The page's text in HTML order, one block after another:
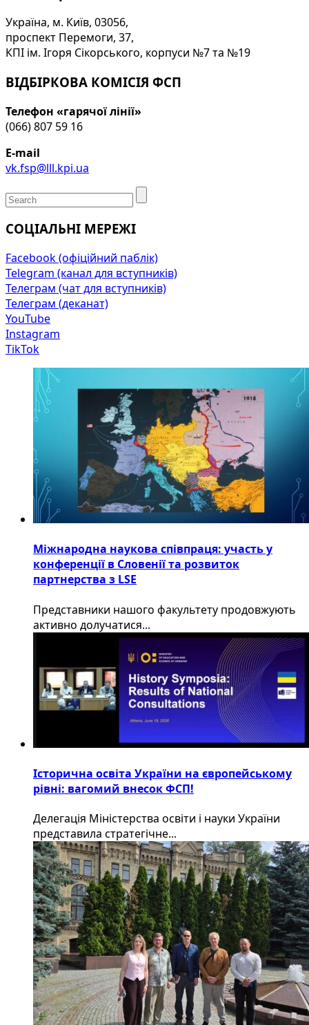
Україна, м. Київ, 03056,
проспект Перемоги, 37,
КПІ ім. Ігоря Сікорського, корпуси №7 та №19
ВІДБІРКОВА КОМІСІЯ ФСП
Телефон «гарячої лінії»
(066) 807 59 16
E-mail
vk.fsp@lll.kpi.ua
СОЦІАЛЬНІ МЕРЕЖІ
Facebook (офіційний паблік)
Telegram (канал для вступників)
Телеграм (чат для вступників)
Телеграм (деканат)
YouTube
Instagram
TikTok
Міжнародна наукова співпраця: участь у
конференції в Словенії та розвиток
партнерства з LSE
​Представники нашого факультету продовжують
активно долучатися...
Історична освіта України на європейському
рівні: вагомий внесок ФСП!
Делегація Міністерства освіти і науки України
представила стратегічне...